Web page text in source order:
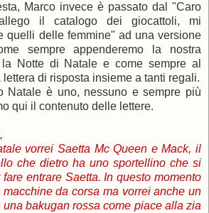
Marco invece è passato dal "Caro
il catalogo dei giocattoli, mi
quelli delle femmine" ad una versione
sempre appenderemo la nostra
la Notte di Natale e come sempre al
lettera di risposta insieme a tanti regali.
Natale è uno, nessuno e sempre più
qui il contenuto delle lettere.
vorrei Saetta Mc Queen e Mack, il
che dietro ha uno sportellino che si
entrare Saetta. In questo momento
da corsa ma vorrei anche un
bakugan rossa come piace alla zia